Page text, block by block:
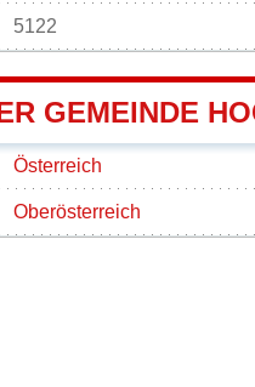
5122
GEMEINDE
Österreich
Oberösterreich